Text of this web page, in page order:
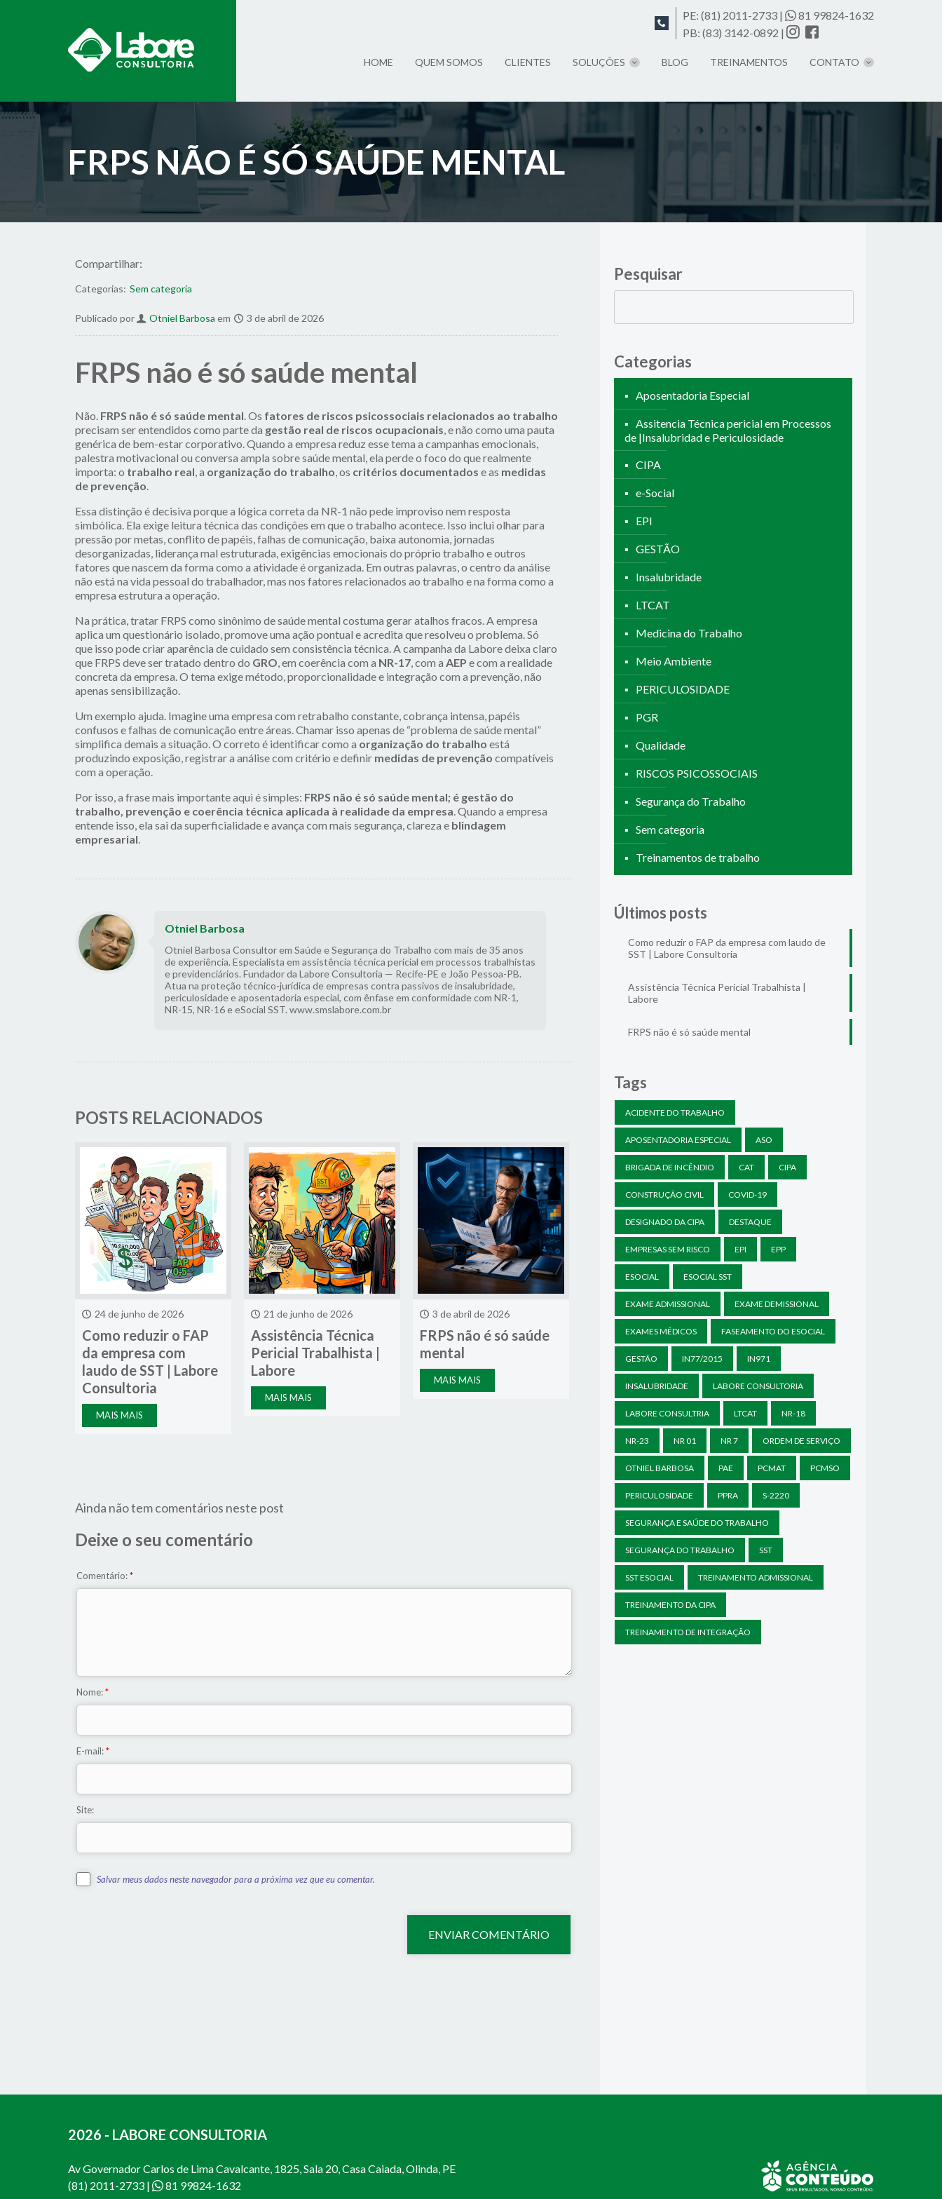
PE: (81) 2011-2733 |
81 99824-1632
PB: (83) 3142-0892 |
HOME QUEM SOMOS CLIENTES SOLUÇÕES BLOG TREINAMENTOS CONTATO
FRPS NÃO É SÓ SAÚDE MENTAL
Compartilhar:
Categorias: Sem categoria
Publicado por Otniel Barbosa em 3 de abril de 2026
FRPS não é só saúde mental
Não. FRPS não é só saúde mental. Os fatores de riscos psicossociais relacionados ao trabalho
precisam ser entendidos como parte da gestão real de riscos ocupacionais, e não como uma pauta
genérica de bem-estar corporativo. Quando a empresa reduz esse tema a campanhas emocionais,
palestra motivacional ou conversa ampla sobre saúde mental, ela perde o foco do que realmente
importa: o trabalho real, a organização do trabalho, os critérios documentados e as medidas
de prevenção.
Essa distinção é decisiva porque a lógica correta da NR-1 não pede improviso nem resposta
simbólica. Ela exige leitura técnica das condições em que o trabalho acontece. Isso inclui olhar para
pressão por metas, conflito de papéis, falhas de comunicação, baixa autonomia, jornadas
desorganizadas, liderança mal estruturada, exigências emocionais do próprio trabalho e outros
fatores que nascem da forma como a atividade é organizada. Em outras palavras, o centro da análise
não está na vida pessoal do trabalhador, mas nos fatores relacionados ao trabalho e na forma como a
empresa estrutura a operação.
Na prática, tratar FRPS como sinônimo de saúde mental costuma gerar atalhos fracos. A empresa
aplica um questionário isolado, promove uma ação pontual e acredita que resolveu o problema. Só
que isso pode criar aparência de cuidado sem consistência técnica. A campanha da Labore deixa claro
que FRPS deve ser tratado dentro do GRO, em coerência com a NR-17, com a AEP e com a realidade
concreta da empresa. O tema exige método, proporcionalidade e integração com a prevenção, não
apenas sensibilização.
Um exemplo ajuda. Imagine uma empresa com retrabalho constante, cobrança intensa, papéis
confusos e falhas de comunicação entre áreas. Chamar isso apenas de “problema de saúde mental”
simplifica demais a situação. O correto é identificar como a organização do trabalho está
produzindo exposição, registrar a análise com critério e definir medidas de prevenção compatíveis
com a operação.
Por isso, a frase mais importante aqui é simples: FRPS não é só saúde mental; é gestão do
trabalho, prevenção e coerência técnica aplicada à realidade da empresa. Quando a empresa
entende isso, ela sai da superficialidade e avança com mais segurança, clareza e blindagem
empresarial.
Otniel Barbosa
Otniel Barbosa Consultor em Saúde e Segurança do Trabalho com mais de 35 anos
de experiência. Especialista em assistência técnica pericial em processos trabalhistas
e previdenciários. Fundador da Labore Consultoria — Recife-PE e João Pessoa-PB.
Atua na proteção técnico-jurídica de empresas contra passivos de insalubridade,
periculosidade e aposentadoria especial, com ênfase em conformidade com NR-1,
NR-15, NR-16 e eSocial SST. www.smslabore.com.br
POSTS RELACIONADOS
24 de junho de 2026
Como reduzir o FAP
da empresa com
laudo de SST | Labore
Consultoria
MAIS MAIS
21 de junho de 2026
Assistência Técnica
Pericial Trabalhista |
Labore
MAIS MAIS
3 de abril de 2026
FRPS não é só saúde
mental
MAIS MAIS
Ainda não tem comentários neste post
Deixe o seu comentário
Comentário:*
Nome:*
E-mail:*
Site:
Salvar meus dados neste navegador para a próxima vez que eu comentar.
Pesquisar
Pesquisar
Categorias
Aposentadoria Especial
Assitencia Técnica pericial em Processos
de |Insalubridad e Periculosidade
CIPA
e-Social
EPI
GESTÃO
Insalubridade
LTCAT
Medicina do Trabalho
Meio Ambiente
PERICULOSIDADE
PGR
Qualidade
RISCOS PSICOSSOCIAIS
Segurança do Trabalho
Sem categoria
Treinamentos de trabalho
Últimos posts
Como reduzir o FAP da empresa com laudo de
SST | Labore Consultoria
Assistência Técnica Pericial Trabalhista |
Labore
FRPS não é só saúde mental
Tags
ACIDENTE DO TRABALHO
APOSENTADORIA ESPECIAL ASO
BRIGADA DE INCÊNDIO CAT CIPA
CONSTRUÇÃO CIVIL COVID-19
DESIGNADO DA CIPA DESTAQUE
EMPRESAS SEM RISCO EPI EPP
ESOCIAL ESOCIAL SST
EXAME ADMISSIONAL EXAME DEMISSIONAL
EXAMES MÉDICOS FASEAMENTO DO ESOCIAL
GESTÃO IN77/2015 IN971
INSALUBRIDADE LABORE CONSULTORIA
LABORE CONSULTRIA LTCAT NR-18
NR-23 NR 01 NR 7 ORDEM DE SERVIÇO
OTNIEL BARBOSA PAE PCMAT PCMSO
PERICULOSIDADE PPRA S-2220
SEGURANÇA E SAÚDE DO TRABALHO
SEGURANÇA DO TRABALHO SST
SST ESOCIAL TREINAMENTO ADMISSIONAL
TREINAMENTO DA CIPA
TREINAMENTO DE INTEGRAÇÃO
2026 - LABORE CONSULTORIA
Av Governador Carlos de Lima Cavalcante, 1825, Sala 20, Casa Caiada, Olinda, PE
(81) 2011-2733 | 81 99824-1632